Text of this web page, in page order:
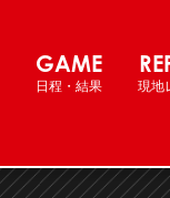
GAME
日程・結果 現地